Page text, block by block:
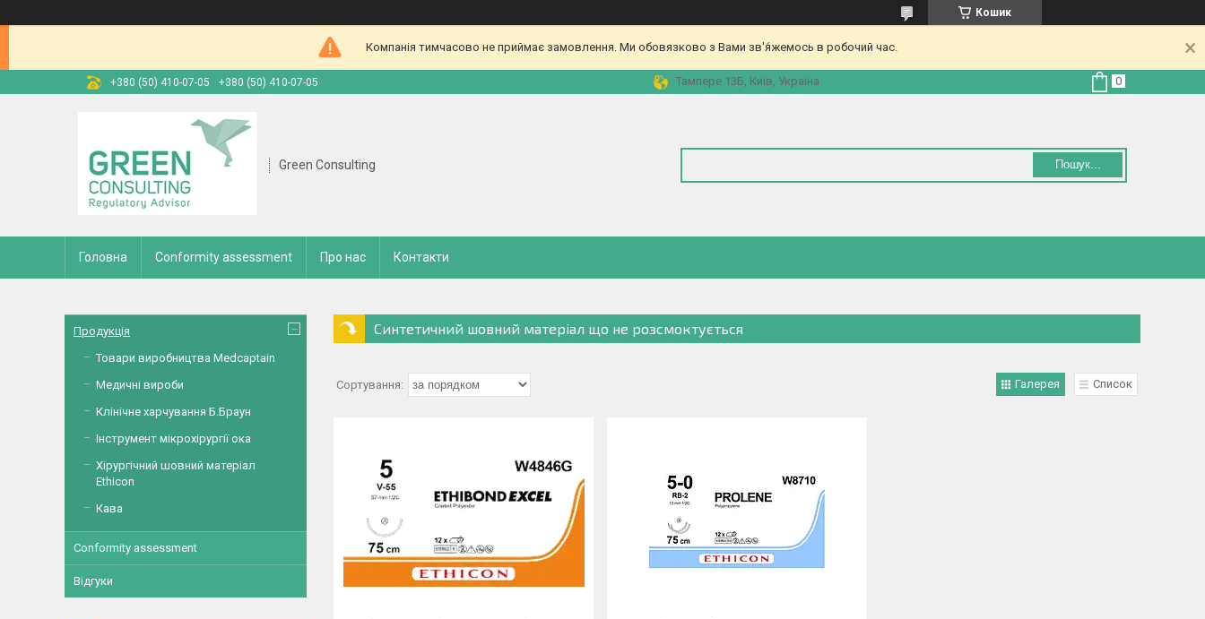
Кошик
Компанія тимчасово не приймає замовлення. Ми обовязково з Вами зв'я́жемось в робочий час.
+380 (50) 410-07-05 +380 (50) 410-07-05 Тампере 13Б, Київ, Україна
Green Consulting Пошук...
Головна Conformity assessment Про нас Контакти
Синтетичний шовний матеріал що не розсмоктується
Галерея Список
Продукція
Товари виробництва Medcaptain
Медичні вироби
Клінічне харчування Б.Браун
Інструмент мікрохірургії ока
Хірургічний шовний матеріал
Ethicon
Кава
Conformity assessment
Відгуки